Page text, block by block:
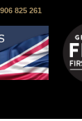
825 261